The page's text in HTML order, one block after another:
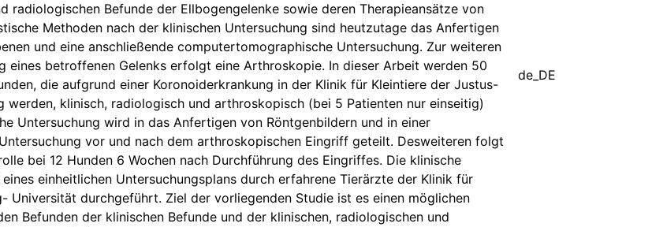
radiologischen Befunde der Ellbogengelenke sowie deren Therapieansätze von
Methoden nach der klinischen Untersuchung sind heutzutage das Anfertigen
und eine anschließende computertomographische Untersuchung. Zur weiteren
eines betroffenen Gelenks erfolgt eine Arthroskopie. In dieser Arbeit werden 50
die aufgrund einer Koronoiderkrankung in der Klinik für Kleintiere der Justus-
klinisch, radiologisch und arthroskopisch (bei 5 Patienten nur einseitig)
Untersuchung wird in das Anfertigen von Röntgenbildern und in einer
vor und nach dem arthroskopischen Eingriff geteilt. Desweiteren folgt
bei 12 Hunden 6 Wochen nach Durchführung des Eingriffes. Die klinische
einheitlichen Untersuchungsplans durch erfahrene Tierärzte der Klinik für
Universität durchgeführt. Ziel der vorliegenden Studie ist es einen möglichen
Befunden der klinischen Befunde und der klinischen, radiologischen und
de_DE